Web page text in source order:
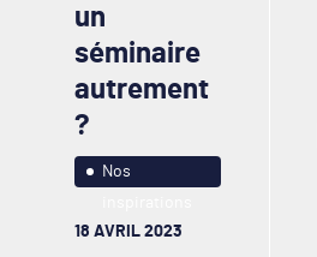
un
séminaire
autrement
?
Nos
18 AVRIL 2023